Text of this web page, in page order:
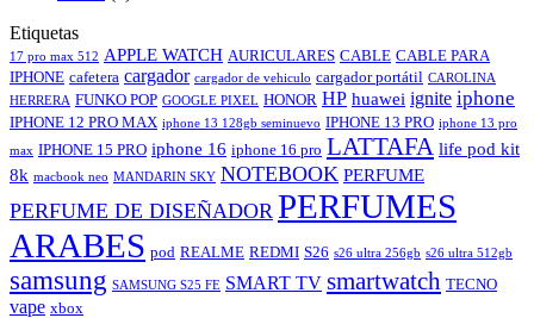
Etiquetas
17 pro max 512 APPLE WATCH AURICULARES CABLE CABLE PARA
IPHONE cafetera cargador cargador de vehiculo cargador portátil CAROLINA
HERRERA FUNKO POP GOOGLE PIXEL HONOR HP huawei ignite iphone
IPHONE 12 PRO MAX iphone 13 128gb seminuevo IPHONE 13 PRO iphone 13 pro
max IPHONE 15 PRO iphone 16 iphone 16 pro LATTAFA life pod kit
8k macbook neo MANDARIN SKY NOTEBOOK PERFUME
PERFUME DE DISEÑADOR PERFUMES
ARABES pod REALME REDMI S26 s26 ultra 256gb s26 ultra 512gb
samsung SAMSUNG S25 FE SMART TV smartwatch TECNO
vape xbox